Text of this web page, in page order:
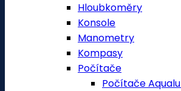
Hloubkoměry
Konsole
Manometry
Kompasy
Počítače
Počítače